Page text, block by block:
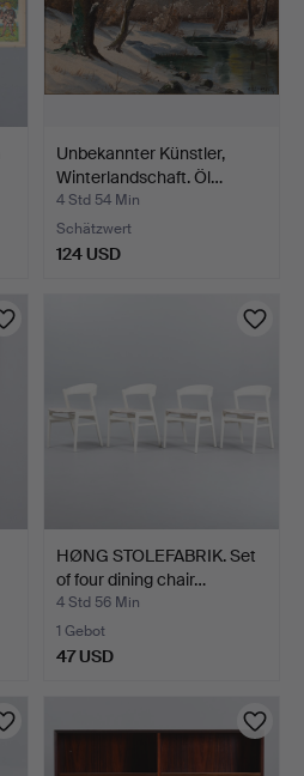
Unbekannter Künstler,
Winterlandschaft. Öl…
4 Std 54 Min
Schätzwert
124 USD
HØNG STOLEFABRIK. Set
of four dining chair…
4 Std 56 Min
1 Gebot
47 USD